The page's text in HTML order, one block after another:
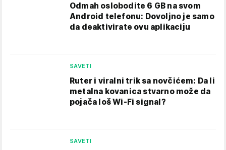
Odmah oslobodite 6 GB na svom
Android telefonu: Dovoljno je samo
da deaktivirate ovu aplikaciju
SAVETI
Ruter i viralni trik sa novčićem: Da li
metalna kovanica stvarno može da
pojača loš Wi-Fi signal?
SAVETI